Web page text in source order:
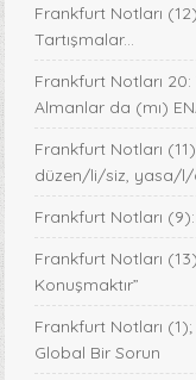
Frankfurt Notları
Tartışmalar...
Frankfurt Notları 20:
Almanlar da (mı)
Frankfurt Notları
düzen/li/siz, yasa/l/
Frankfurt Notları
Frankfurt Notları
Konuşmaktır”
Frankfurt Notları
Global Bir Sorun